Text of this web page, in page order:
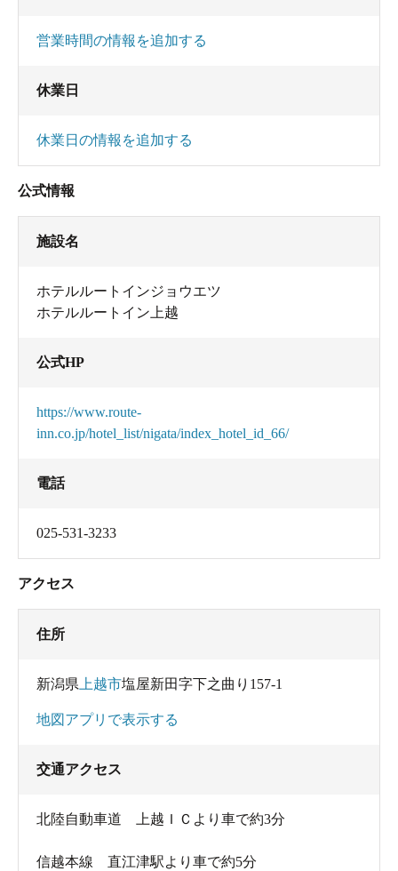
営業時間の情報を追加する
休業日
休業日の情報を追加する
公式情報
施設名
ホテルルートインジョウエツ
ホテルルートイン上越
公式HP
https://www.route-
inn.co.jp/hotel_list/nigata/index_hotel_id_66/
電話
025-531-3233
アクセス
住所
新潟県 上越市塩屋新田字下之曲り157-1
地図アプリで表示する
交通アクセス
北陸自動車道 上越ＩＣより車で約3分
信越本線 直江津駅より車で約5分